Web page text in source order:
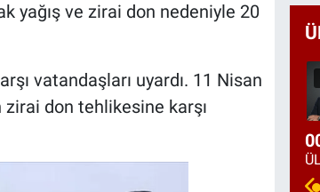
yağış ve zirai don nedeniyle 20
vatandaşları uyardı. 11 Nisan
don tehlikesine karşı